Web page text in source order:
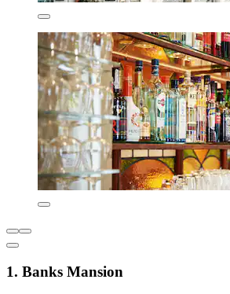
1. Banks Mansion